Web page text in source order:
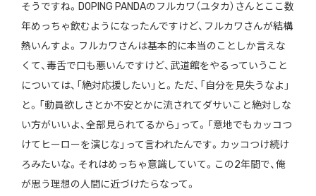
そうですね。DOPING PANDAのフルカワ（ユタカ）さんとここ数
年めっちゃ飲むようになったんですけど、フルカワさんが結構
熱いんすよ。フルカワさんは基本的に本当のことしか言えな
くて、毒舌で口も悪いんですけど、武道館をやるっていうこと
については、「絶対応援したい」と。ただ、「自分を見失うなよ」
と。「動員欲しさとか不安とかに流されてダサいこと絶対しな
い方がいいよ、全部見られてるから」って。「意地でもカッコつ
けてヒーローを演じな」って言われたんです。カッコつけ続け
ろみたいな。それはめっちゃ意識していて。この2年間で、俺
が思う理想の人間に近づけたらなって。